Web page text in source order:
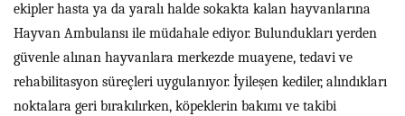
ekipler hasta ya da yaralı halde sokakta kalan hayvanlarına
Hayvan Ambulansı ile müdahale ediyor. Bulundukları yerden
güvenle alınan hayvanlara merkezde muayene, tedavi ve
rehabilitasyon süreçleri uygulanıyor. İyileşen kediler, alındıkları
noktalara geri bırakılırken, köpeklerin bakımı ve takibi